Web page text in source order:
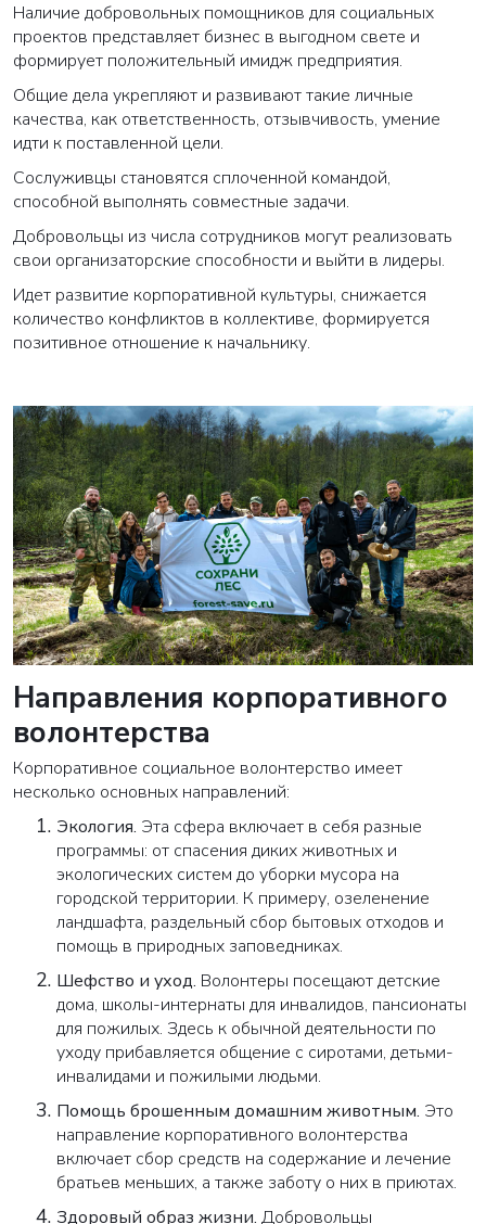
Наличие добровольных помощников для социальных
проектов представляет бизнес в выгодном свете и
формирует положительный имидж предприятия.
Общие дела укрепляют и развивают такие личные
качества, как ответственность, отзывчивость, умение
идти к поставленной цели.
Сослуживцы становятся сплоченной командой,
способной выполнять совместные задачи.
Добровольцы из числа сотрудников могут реализовать
свои организаторские способности и выйти в лидеры.
Идет развитие корпоративной культуры, снижается
количество конфликтов в коллективе, формируется
позитивное отношение к начальнику.
Направления корпоративного
волонтерства
Корпоративное социальное волонтерство имеет
несколько основных направлений:
Экология. Эта сфера включает в себя разные
программы: от спасения диких животных и
экологических систем до уборки мусора на
городской территории. К примеру, озеленение
ландшафта, раздельный сбор бытовых отходов и
помощь в природных заповедниках.
Шефство и уход. Волонтеры посещают детские
дома, школы-интернаты для инвалидов, пансионаты
для пожилых. Здесь к обычной деятельности по
уходу прибавляется общение с сиротами, детьми-
инвалидами и пожилыми людьми.
Помощь брошенным домашним животным. Это
направление корпоративного волонтерства
включает сбор средств на содержание и лечение
братьев меньших, а также заботу о них в приютах.
Здоровый образ жизни. Добровольцы